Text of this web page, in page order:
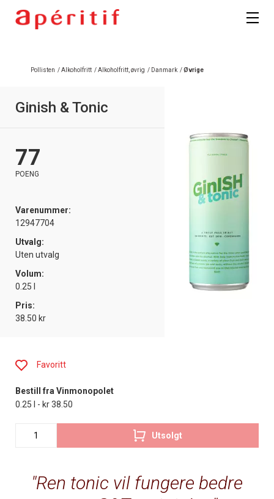
Pollisten /Alkoholfritt /Alkoholfritt, øvrig / Danmark /Øvrige
Ginish & Tonic
77
POENG
Varenummer:
12947704
Utvalg:
Uten utvalg
Volum:
0.25 l
Pris:
38.50 kr
Ren tonic vil fungere bedre
Favoritt
Bestill fra Vinmonopolet
0.25 l - kr 38.50
Utsolgt